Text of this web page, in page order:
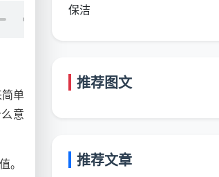
单
意
。
保洁
推荐图文
推荐文章